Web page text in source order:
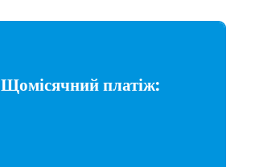
Щомісячний платіж: